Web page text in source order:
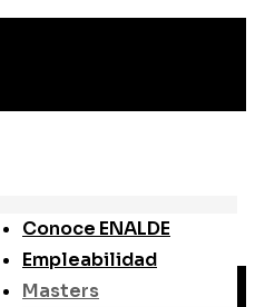
Conoce ENALDE
Empleabilidad
Masters